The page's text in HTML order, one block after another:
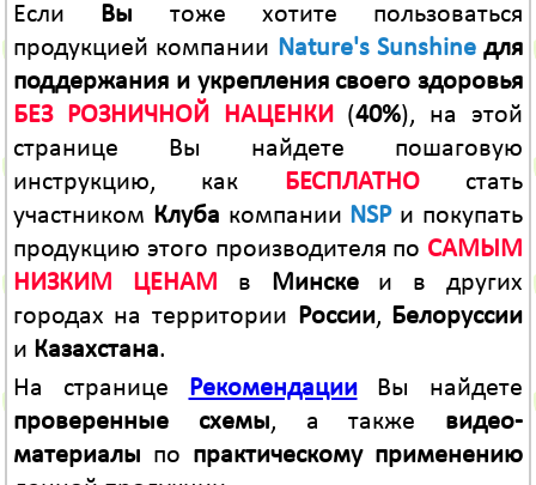
Если Вы тоже хотите пользоваться
продукцией компании Nature's Sunshine для
поддержания и укрепления своего здоровья
БЕЗ РОЗНИЧНОЙ НАЦЕНКИ(40%), на этой
странице Вы найдете пошаговую
инструкцию, как БЕСПЛАТНОстать
участником Клуба компании NSPи покупать
продукцию этого производителя по САМЫМ
НИЗКИМ ЦЕНАМ в Минскеи в других
городах на территории России, Белоруссии
и Казахстана.
На странице РекомендацииВы найдете
проверенные схемы, а также видео-
материалы по практическому применению